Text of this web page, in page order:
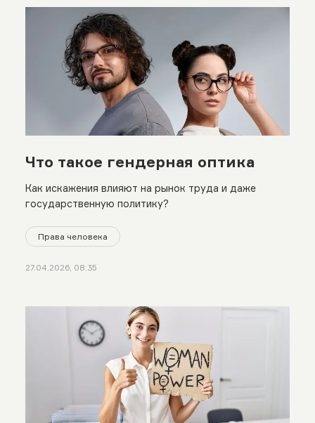
Что такое гендерная оптика
Как искажения влияют на рынок труда и даже
государственную политику?
Права человека
27.04.2026, 08:35